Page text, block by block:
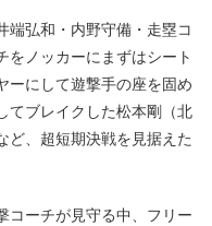
弘和・内野守備・走塁コ
をノッカーにまずはシート
ーにして遊撃手の座を固め
てブレイクした松本剛（北
ど、超短期決戦を見据えた
ーチが見守る中、フリー